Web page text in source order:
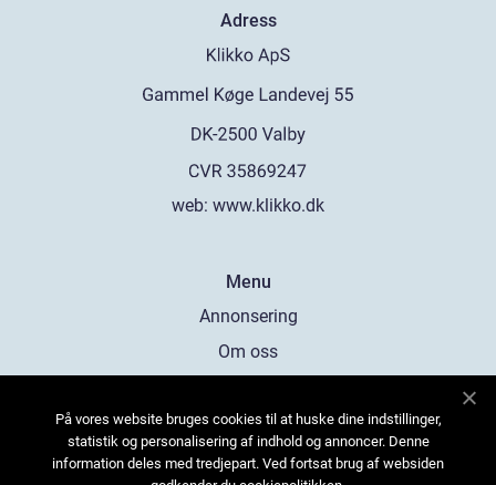
Adress
web: www.klikko.dk
Menu
Annonsering
Om oss
Kontakta oss
Sitemap
På vores website bruges cookies til at huske dine indstillinger,
statistik og personalisering af indhold og annoncer. Denne
information deles med tredjepart. Ved fortsat brug af websiden